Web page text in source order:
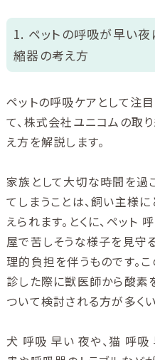
1. ペットの呼吸が早い
縮器の考え方
ペットの呼吸ケアとして注
て、株式会社ユニコムの取
え方を解説します。
家族として大切な時間を過
てしまうことは、飼い主様
えられます。とくに、ペット
屋で苦しそうな様子を見守
理的負担を伴うものです。
診した際に獣医師から酸素
ついて検討される方が多くい
犬 呼吸 早い 夜や、猫 呼吸